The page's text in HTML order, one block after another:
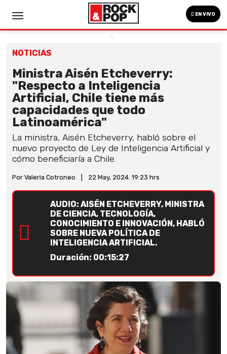
EN VIVO
NOTICIAS
Ministra Aisén Etcheverry:
"Respecto a Inteligencia
Artificial, Chile tiene más
capacidades que todo
Latinoamérica"
La ministra, Aisén Etcheverry, habló sobre el
nuevo proyecto de Ley de Inteligencia Artificial y
cómo beneficiaría a Chile.
Por Valeria Cotroneo 22 May, 2024. 19:23 hrs
AUDIO: AISÉN ETCHEVERRY, MINISTRA
DE CIENCIA, TECNOLOGÍA,
CONOCIMIENTO E INNOVACIÓN, HABLÓ
SOBRE NUEVA POLÍTICA DE
INTELIGENCIA ARTIFICIAL.
Duración: 00:15:27